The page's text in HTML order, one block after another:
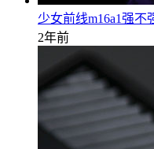
少女前线m16a1强不
2年前